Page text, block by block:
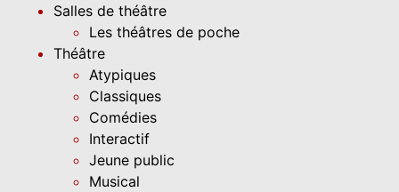
Salles de théâtre
Les théâtres de poche
Théâtre
Atypiques
Classiques
Comédies
Interactif
Jeune public
Musical